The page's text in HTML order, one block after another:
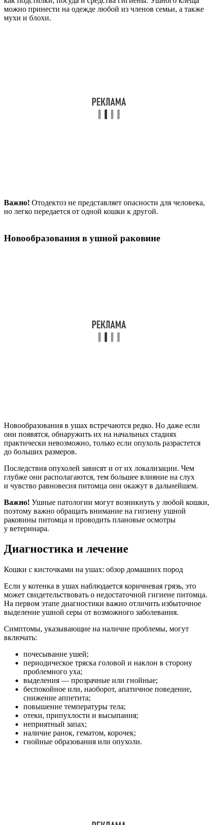
можно принести на одежде любой из членов семьи, а также
мухи и блохи.
Важно! Отодектоз не представляет опасности для человека,
но легко передается от одной кошки к другой.
Новообразования в ушной раковине
Новообразования в ушах встречаются редко. Но даже если
они появятся, обнаружить их на начальных стадиях
практически невозможно, только если опухоль разрастется
до больших размеров.
Последствия опухолей зависят и от их локализации. Чем
глубже они располагаются, тем большее влияние на слух
и чувство равновесия питомца они окажут в дальнейшем.
Важно! Ушные патологии могут возникнуть у любой кошки,
поэтому важно обращать внимание на гигиену ушной
раковины питомца и проводить плановые осмотры
у ветеринара.
Диагностика и лечение
Кошки с кисточками на ушах: обзор домашних пород
Если у котенка в ушах наблюдается коричневая грязь, это
может свидетельствовать о недостаточной гигиене питомца.
На первом этапе диагностики важно отличить избыточное
выделение ушной серы от возможного заболевания.
Симптомы, указывающие на наличие проблемы, могут
включать:
почесывание ушей;
периодическое тряска головой и наклон в сторону
проблемного уха;
выделения — прозрачные или гнойные;
беспокойное или, наоборот, апатичное поведение,
снижение аппетита;
повышение температуры тела;
отеки, припухлости и высыпания;
неприятный запах;
наличие ранок, гематом, корочек;
гнойные образования или опухоли.